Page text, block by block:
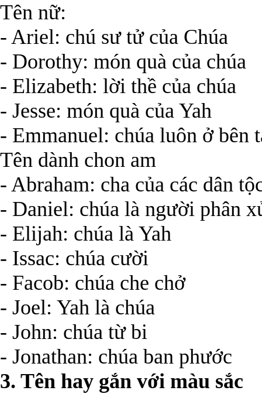
Tên nữ:
- Ariel: chú sư tử của Chúa
- Dorothy: món quà của chúa
- Elizabeth: lời thề của chúa
- Jesse: món quà của Yah
- Emmanuel: chúa luôn ở bên
Tên dành chon am
- Abraham: cha của các dân
- Daniel: chúa là người phân
- Elijah: chúa là Yah
- Issac: chúa cười
- Facob: chúa che chở
- Joel: Yah là chúa
- John: chúa từ bi
- Jonathan: chúa ban phước
3. Tên hay gắn với màu sắc